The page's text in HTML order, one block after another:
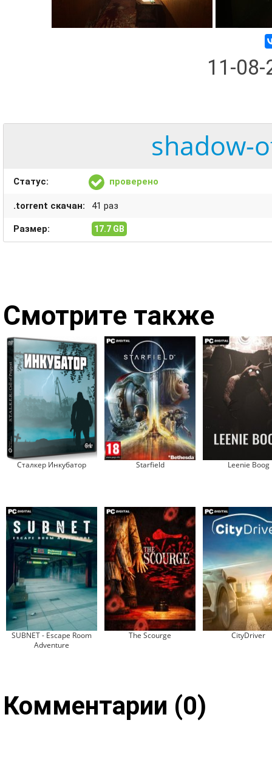
11-
shadow-
Статус: проверено
.torrent скачан: 41 раз
Размер: 17.7 GB
Смотрите также
Сталкер Инкубатор Starfield Leenie Boog
SUBNET - Escape Room
Adventure
The Scourge CityDriver
Комментарии (0)